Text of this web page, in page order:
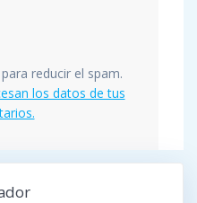
reducir el spam.
los datos de tus